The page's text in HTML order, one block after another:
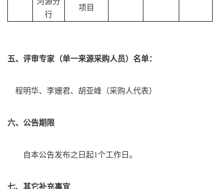
行
项目
五、评审专家（单一来源采购人员）名单：
程明华、李姗君、胡亚峰（采购人代表）
六、公告期限
自本公告发布之日起1个工作日。
七、 其它补充事宜